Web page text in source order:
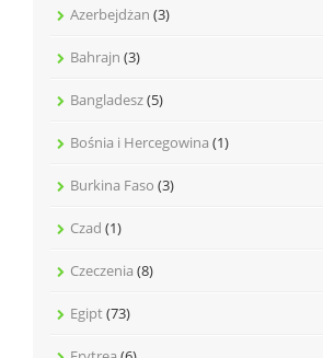
Azerbejdżan (3)
Bahrajn (3)
Bangladesz(5)
Bośnia i Hercegowina (1)
Burkina Faso (3)
Czad (1)
Czeczenia (8)
Egipt(73)